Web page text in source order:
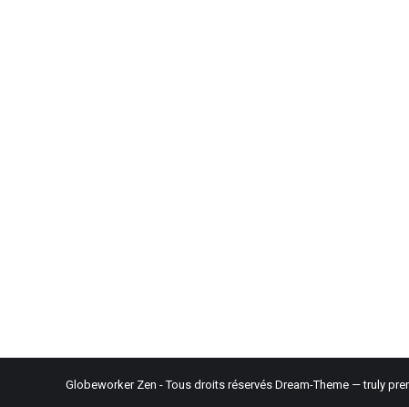
Globeworker Zen - Tous droits réservés Dream-Theme — truly